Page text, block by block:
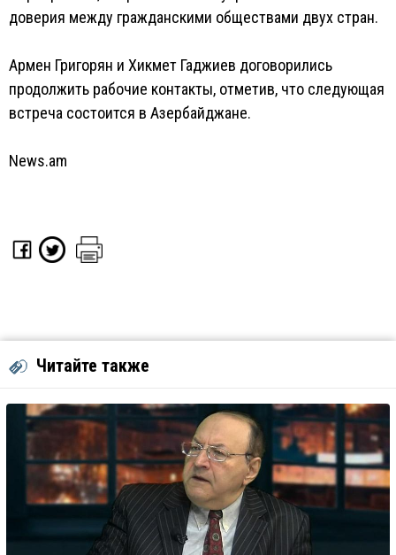
доверия между гражданскими обществами двух стран.
Армен Григорян и Хикмет Гаджиев договорились
продолжить рабочие контакты, отметив, что следующая
встреча состоится в Азербайджане.
News.am
Читайте также